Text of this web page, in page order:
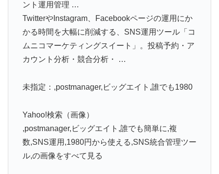
ント運用管理 …
TwitterやInstagram、Facebookページの運用にか
かる時間を大幅に削減する、SNS運用ツール「コ
ムニコマーケティングスイート」。投稿予約・ア
カウント分析・競合分析・ …
未指定：,postmanager,ビッグエイト,誰でも1980
Yahoo!検索（画像）
,postmanager,ビッグエイト,誰でも簡単に,複
数,SNS運用,1980円から使える,SNS統合管理ツー
ル,の画像をすべて見る